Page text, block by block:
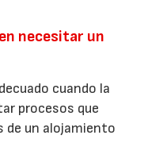
necesitar un
cuando la
procesos que
de un alojamiento